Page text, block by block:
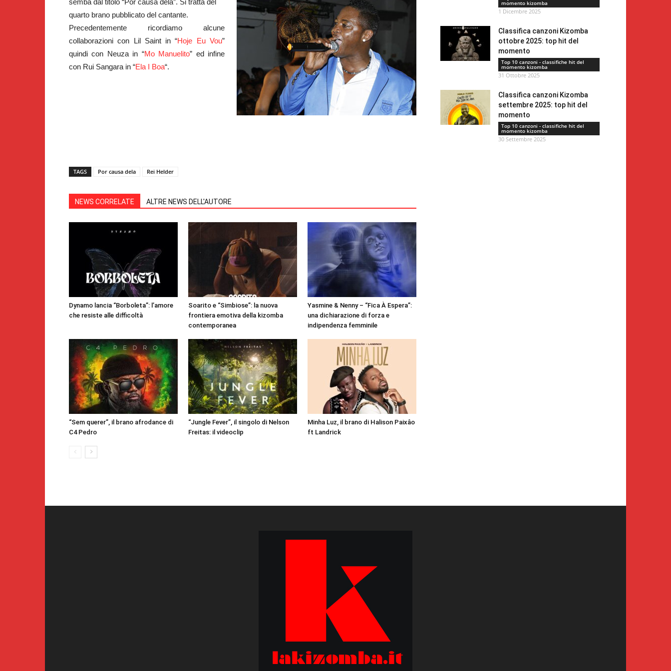
semba dal titolo “Por causa dela”. Si tratta del
quarto brano pubblicato del cantante.
Precedentemente ricordiamo alcune
collaborazioni con Lil Saint in “Hoje Eu Vou”
quindi con Neuza in “Mo Manuelito” ed infine
con Rui Sangara in “Ela I Boa“.
TAGS Por causa dela Rei Helder
NEWS CORRELATE ALTRE NEWS DELL'AUTORE
Dynamo lancia “Borboleta”: l’amore
che resiste alle difficoltà
Soarito e “Simbiose”: la nuova
frontiera emotiva della kizomba
contemporanea
Yasmine & Nenny – “Fica À Espera”:
una dichiarazione di forza e
indipendenza femminile
“Sem querer”, il brano afrodance di
C4 Pedro
“Jungle Fever”, il singolo di Nelson
Freitas: il videoclip
Minha Luz, il brano di Halison Paixâo
ft Landrick
momento kizomba
1 Dicembre 2025
Classifica canzoni Kizomba
ottobre 2025: top hit del
momento
Top 10 canzoni - classifiche hit del
momento kizomba
31 Ottobre 2025
Classifica canzoni Kizomba
settembre 2025: top hit del
momento
Top 10 canzoni - classifiche hit del
momento kizomba
30 Settembre 2025